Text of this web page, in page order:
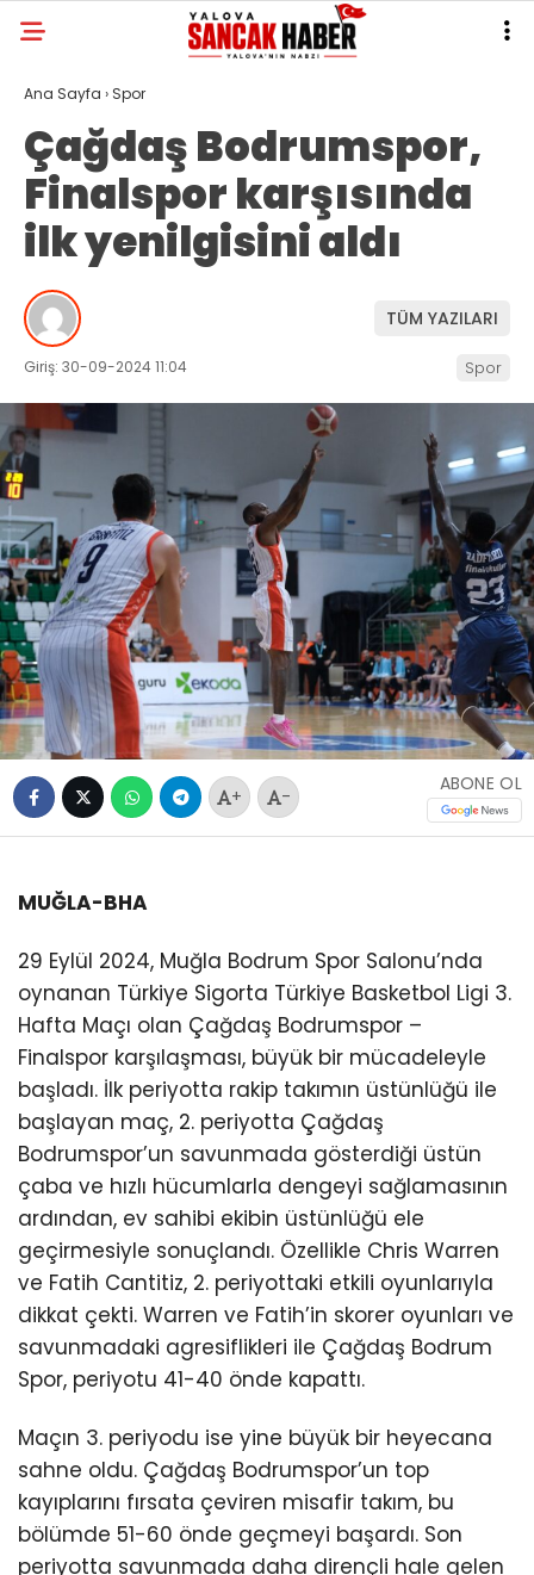
Ana Sayfa › Spor
Çağdaş Bodrumspor,
Finalspor karşısında
ilk yenilgisini aldı
TÜM YAZILARI
Giriş: 30-09-2024 11:04 Spor
+ -
ABONE OL
MUĞLA-BHA
29 Eylül 2024, Muğla Bodrum Spor Salonu’nda
oynanan Türkiye Sigorta Türkiye Basketbol Ligi 3.
Hafta Maçı olan Çağdaş Bodrumspor –
Finalspor karşılaşması, büyük bir mücadeleyle
başladı. İlk periyotta rakip takımın üstünlüğü ile
başlayan maç, 2. periyotta Çağdaş
Bodrumspor’un savunmada gösterdiği üstün
çaba ve hızlı hücumlarla dengeyi sağlamasının
ardından, ev sahibi ekibin üstünlüğü ele
geçirmesiyle sonuçlandı. Özellikle Chris Warren
ve Fatih Cantitiz, 2. periyottaki etkili oyunlarıyla
dikkat çekti. Warren ve Fatih’in skorer oyunları ve
savunmadaki agresiflikleri ile Çağdaş Bodrum
Spor, periyotu 41-40 önde kapattı.
Maçın 3. periyodu ise yine büyük bir heyecana
sahne oldu. Çağdaş Bodrumspor’un top
kayıplarını fırsata çeviren misafir takım, bu
bölümde 51-60 önde geçmeyi başardı. Son
periyotta savunmada daha dirençli hale gelen